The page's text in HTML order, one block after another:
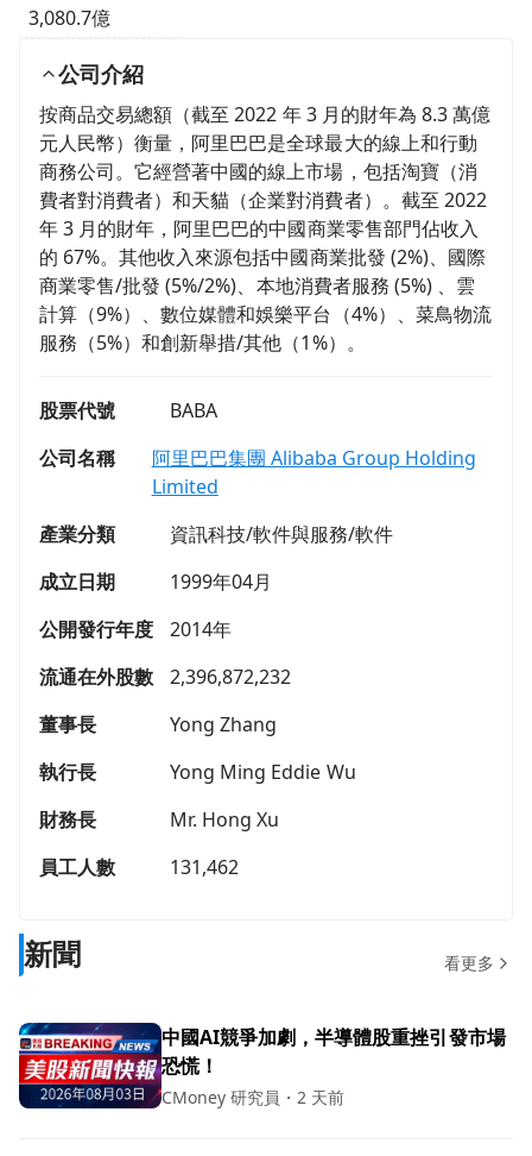
3,080.7億
公司介紹
按商品交易總額（截至 2022 年 3 月的財年為 8.3 萬億
元人民幣）衡量，阿里巴巴是全球最大的線上和行動
商務公司。它經營著中國的線上市場，包括淘寶（消
費者對消費者）和天貓（企業對消費者）。截至 2022
年 3 月的財年，阿里巴巴的中國商業零售部門佔收入
的 67%。其他收入來源包括中國商業批發 (2%)、國際
商業零售/批發 (5%/2%)、本地消費者服務 (5%) 、雲
計算（9%）、數位媒體和娛樂平台（4%）、菜鳥物流
服務（5%）和創新舉措/其他（1%）。
股票代號
BABA
公司名稱
阿里巴巴集團 Alibaba Group Holding
Limited
產業分類
資訊科技/軟件與服務/軟件
成立日期
1999年04月
公開發行年度
2014年
流通在外股數
2,396,872,232
董事長
Yong Zhang
執行長
Yong Ming Eddie Wu
財務長
Mr. Hong Xu
員工人數
131,462
新聞 看更多
中國AI競爭加劇，半導體股重挫引發市場
恐慌！
CMoney 研究員 ・ 2 天前